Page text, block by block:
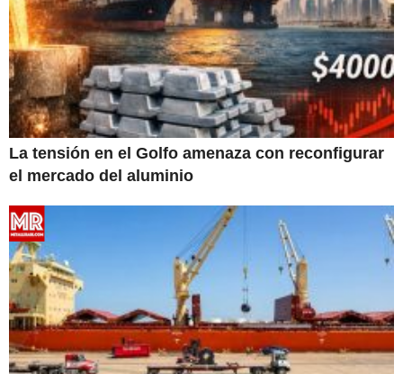
La tensión en el Golfo amenaza con reconfigurar
el mercado del aluminio